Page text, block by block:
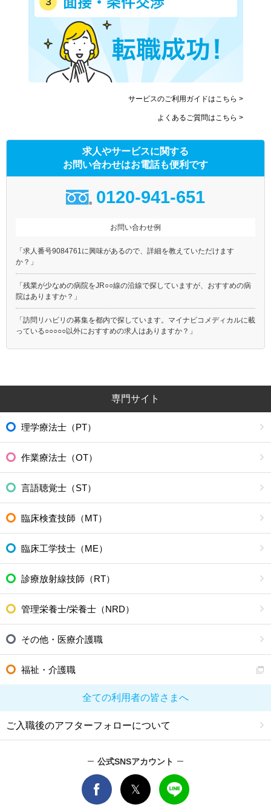
サービスのご利用ガイドはこちら >
よくあるご質問はこちら >
求人やサービスに関する
お問い合わせはお電話も便利です
0120-941-651
お問い合わせ例
「求人番号9084761に興味があるので、詳細を教えていただけます
か？」
「残業が少なめの病院をJR○○線の沿線で探していますが、おすすめの病
院はありますか？」
「訪問リハビリの募集を都内で探しています。マイナビコメディカルに載
っている○○○○○以外におすすめの求人はありますか？」
専門サイト
理学療法士（PT）
作業療法士（OT）
言語聴覚士（ST）
臨床検査技師（MT）
臨床工学技士（ME）
診療放射線技師（RT）
管理栄養士/栄養士（NRD）
その他・医療介護職
福祉・介護職
全ての利用者の皆さまへ
ご入職後のアフターフォローについて
公式SNSアカウント